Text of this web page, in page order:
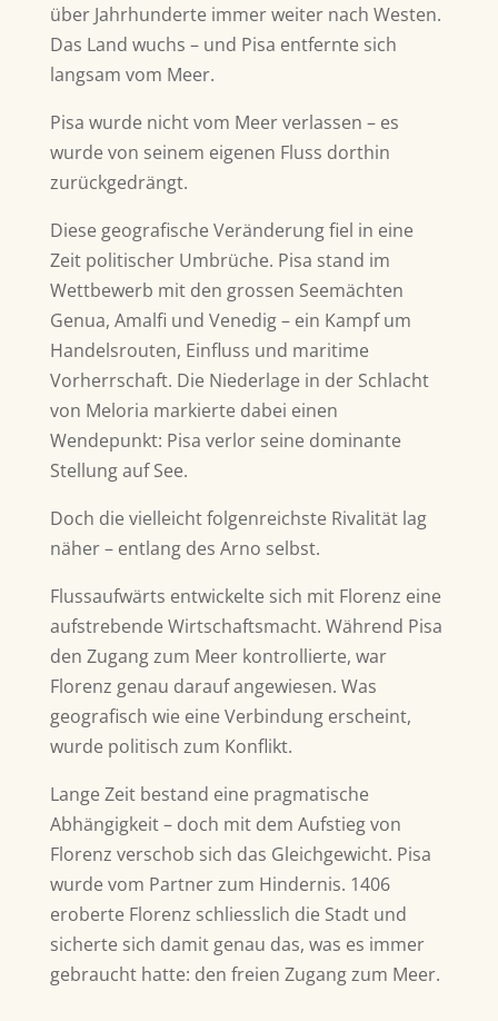
über Jahrhunderte immer weiter nach Westen.
Das Land wuchs – und Pisa entfernte sich
langsam vom Meer.
Pisa wurde nicht vom Meer verlassen – es
wurde von seinem eigenen Fluss dorthin
zurückgedrängt.
Diese geografische Veränderung fiel in eine
Zeit politischer Umbrüche. Pisa stand im
Wettbewerb mit den grossen Seemächten
Genua, Amalfi und Venedig– ein Kampf um
Handelsrouten, Einfluss und maritime
Vorherrschaft. Die Niederlage in der Schlacht
von Meloria markierte dabei einen
Wendepunkt: Pisa verlor seine dominante
Stellung auf See.
Doch die vielleicht folgenreichste Rivalität lag
näher – entlang des Arno selbst.
Flussaufwärts entwickelte sich mit Florenz eine
aufstrebende Wirtschaftsmacht. Während Pisa
den Zugang zum Meer kontrollierte, war
Florenz genau darauf angewiesen. Was
geografisch wie eine Verbindung erscheint,
wurde politisch zum Konflikt.
Lange Zeit bestand eine pragmatische
Abhängigkeit – doch mit dem Aufstieg von
Florenz verschob sich das Gleichgewicht. Pisa
wurde vom Partner zum Hindernis. 1406
eroberte Florenz schliesslich die Stadt und
sicherte sich damit genau das, was es immer
gebraucht hatte: den freien Zugang zum Meer.